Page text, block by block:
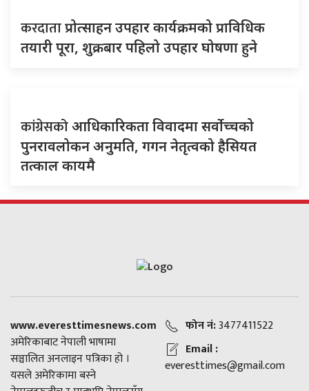
करदाताप्रोत्साहन उपहार कार्यक्रमको प्राविधिक
तयारी पूरा, शुक्रबार पहिलो उपहार घोषणा हुने
कांग्रेसकोआधिकारिकता विवादमा सर्वोच्चको
पुनरावलोकन अनुमति, गगन नेतृत्वको हैसियत
तत्काल कायमै
www.everesttimesnews.com
अमेरिकाबाट नेपाली भाषामा
सञ्चालित अनलाइन पत्रिका हो ।
यसले अमेरिकामा बस्ने
फोन नं:3477411522
Email :
everesttimes@gmail.com